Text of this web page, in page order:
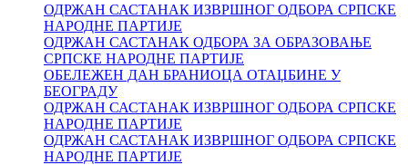
ОДРЖАН САСТАНАК ИЗВРШНОГ ОДБОРА СРПСКЕ
НАРОДНЕ ПАРТИЈЕ
ОДРЖАН САСТАНАК ОДБОРА ЗА ОБРАЗОВАЊЕ
СРПСКЕ НАРОДНЕ ПАРТИЈЕ
ОБЕЛЕЖЕН ДАН БРАНИОЦА ОТАЏБИНЕ У
БЕОГРАДУ
ОДРЖАН САСТАНАК ИЗВРШНОГ ОДБОРА СРПСКЕ
НАРОДНЕ ПАРТИЈЕ
ОДРЖАН САСТАНАК ИЗВРШНОГ ОДБОРА СРПСКЕ
НАРОДНЕ ПАРТИЈЕ